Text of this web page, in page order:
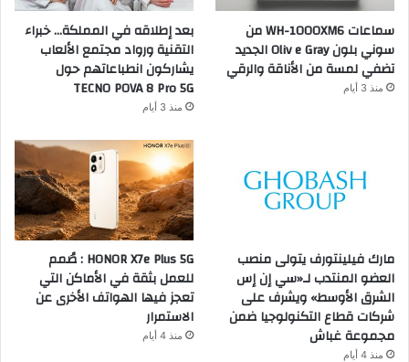
سماعات WH-1000XM6 من
سوني بلون Oliv e Gray الجديد
تضفي لمسة من الأناقة والرقي
منذ 3 أيام
بعد إطلاقه في المملكة… خبراء
التقنية ورواد مجتمع الألعاب
يشاركون انطباعاتهم حول
TECNO POVA 8 Pro 5G
منذ 3 أيام
مارك فيلينتورف يتولى منصب
العضو المنتدب لـ«سي إن إس
الشرق الأوسط» ويشرف على
شركات قطاع التكنولوجيا ضمن
مجموعة غباش
منذ 4 أيام
HONOR X7e Plus 5G : صُمم
للعمل بثقة في الأماكن التي
تعجز فيها الهواتف الأخرى عن
الاستمرار
منذ 4 أيام